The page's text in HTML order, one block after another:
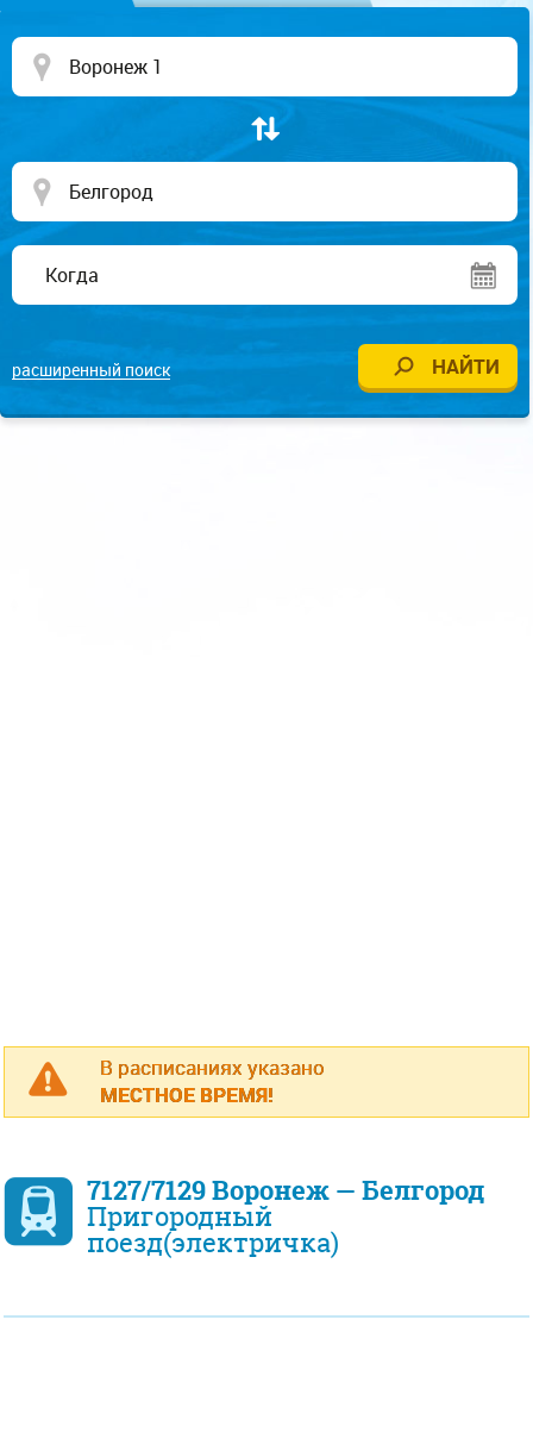
расширенный поиск
В расписаниях указано
МЕСТНОЕ ВРЕМЯ!
7127/7129 Воронеж — Белгород
Пригородный
поезд(электричка)